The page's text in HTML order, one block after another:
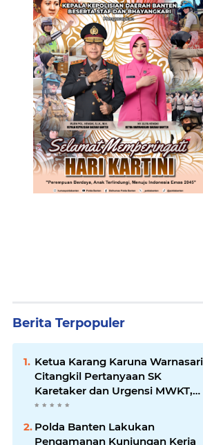
Berita Terpopuler
Ketua Karang Karuna Warnasari
Citangkil Pertanyaan SK
Karetaker dan Urgensi MWKT,
Saat Suasana Berduka
Polda Banten Lakukan
Pengamanan Kunjungan Kerja